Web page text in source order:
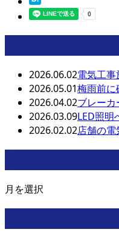
2026.06.02電気工
2026.05.01梅雨前に
2026.04.02ブレー
2026.03.09LED照明
2026.02.02店舗の
月を選択